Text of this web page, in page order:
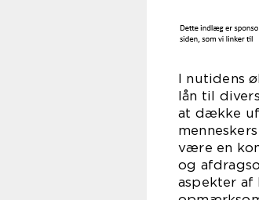
I nutidens
lån til
at dække
være en
og
aspekter